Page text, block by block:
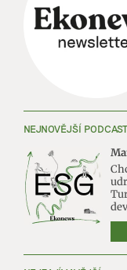
NEJNOVĚJŠÍ PODCAST